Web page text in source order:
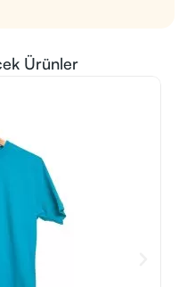
Ürünler